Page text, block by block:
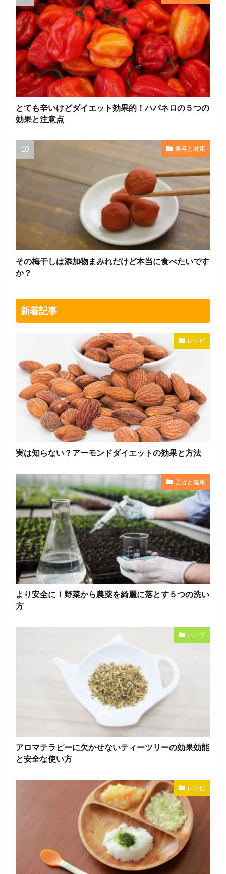
とても辛いけどダイエット効果的！ハバネロの５つの
効果と注意点
美容と健康
その梅干しは添加物まみれだけど本当に食べたいです
か？
新着記事
レシピ
実は知らない？アーモンドダイエットの効果と方法
美容と健康
より安全に！野菜から農薬を綺麗に落とす５つの洗い
方
ハーブ
アロマテラピーに欠かせないティーツリーの効果効能
と安全な使い方
レシピ